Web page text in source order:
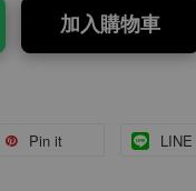
加入購物車
Pin it LINE